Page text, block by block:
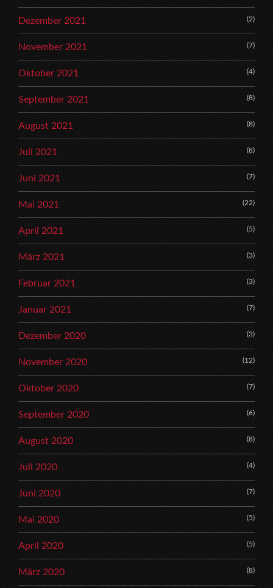
Dezember 2021 (2)
November 2021 (7)
Oktober 2021 (4)
September 2021 (8)
August 2021 (8)
Juli 2021 (8)
Juni 2021 (7)
Mai 2021 (22)
April 2021 (5)
März 2021 (3)
Februar 2021 (3)
Januar 2021 (7)
Dezember 2020 (3)
November 2020 (12)
Oktober 2020 (7)
September 2020 (6)
August 2020 (8)
Juli 2020 (4)
Juni 2020 (7)
Mai 2020 (5)
April 2020 (5)
März 2020 (8)